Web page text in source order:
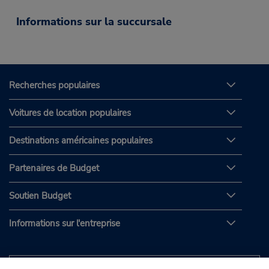
Informations sur la succursale
Recherches populaires
Voitures de location populaires
Destinations américaines populaires
Partenaires de Budget
Soutien Budget
Informations sur l'entreprise